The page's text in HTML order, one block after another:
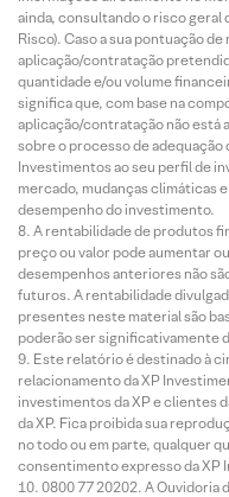
ainda, consultando o risco geral
Risco). Caso a sua pontuação
aplicação/contratação
quantidade e/ou volume
significa que, com base na
aplicação/contratação não está
sobre o processo de
Investimentos ao seu perfil de
mercado, mudanças climáticas
desempenho do investimento.
A rentabilidade de produtos
preço ou valor pode aumentar
desempenhos anteriores não
futuros. A rentabilidade
presentes neste material são
poderão ser significativamente
Este relatório é destinado à
relacionamento da XP
investimentos da XP e clientes
da XP. Fica proibida sua
no todo ou em parte, qualquer
consentimento expresso da XP
0800 77 20202. A Ouvidoria